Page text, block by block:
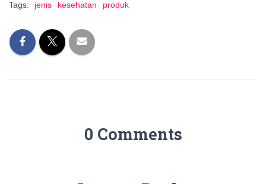
Tags: jenis kesehatan produk
0 Comments